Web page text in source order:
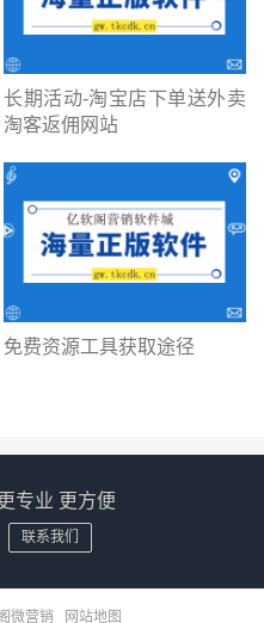
长期活动-淘宝店下单送外卖
淘客返佣网站
免费资源工具获取途径
专业 更方便
联系我们
微营销 网站地图